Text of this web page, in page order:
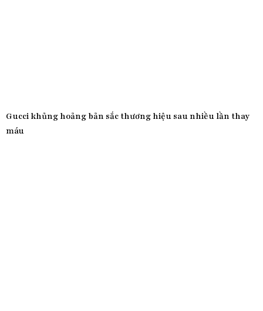
Gucci khủng hoảng bản sắc thương hiệu sau nhiều lần thay
máu